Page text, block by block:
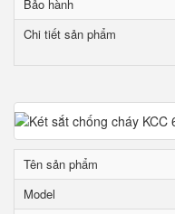
Bảo hành
Chi tiết sản phẩm
Tên sản phẩm
Model